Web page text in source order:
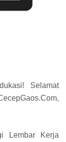
Selamat
Lembar Kerja